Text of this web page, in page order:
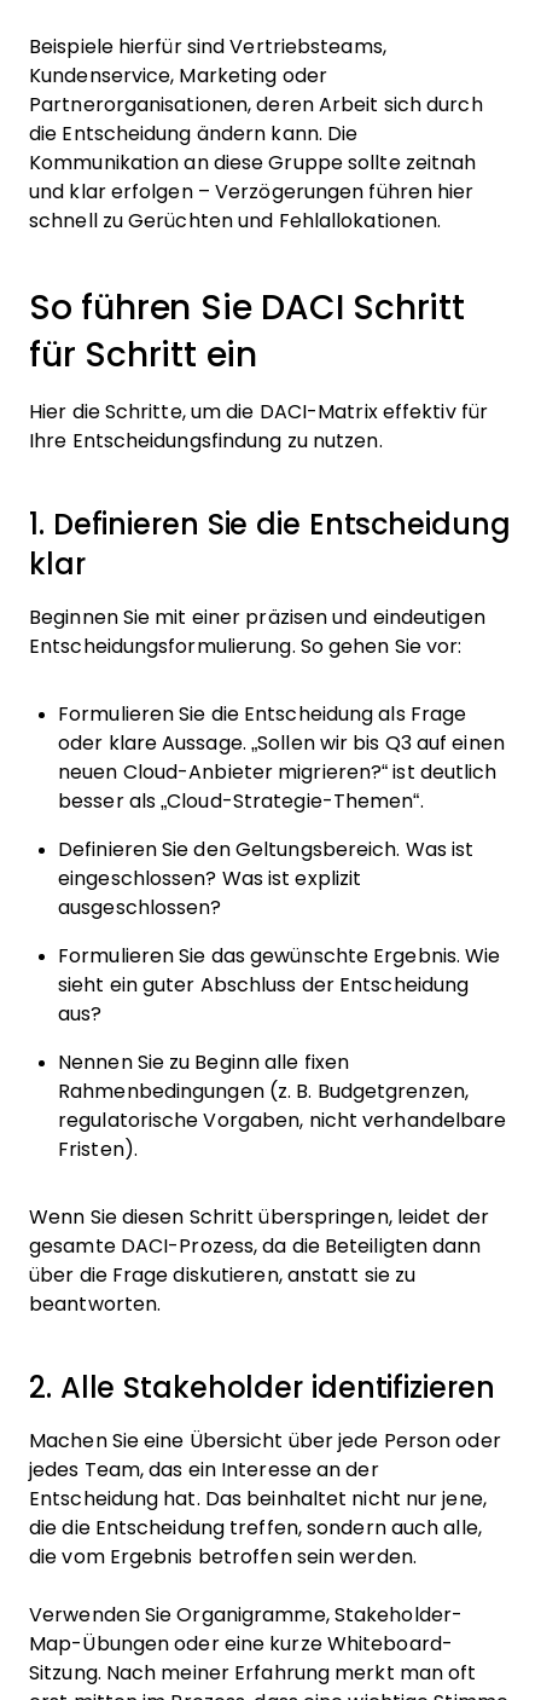
Beispiele hierfür sind Vertriebsteams,
Kundenservice, Marketing oder
Partnerorganisationen, deren Arbeit sich durch
die Entscheidung ändern kann. Die
Kommunikation an diese Gruppe sollte zeitnah
und klar erfolgen – Verzögerungen führen hier
schnell zu Gerüchten und Fehlallokationen.
So führen Sie DACI Schritt
für Schritt ein
Hier die Schritte, um die DACI-Matrix effektiv für
Ihre Entscheidungsfindung zu nutzen.
1. Definieren Sie die Entscheidung
klar
Beginnen Sie mit einer präzisen und eindeutigen
Entscheidungsformulierung. So gehen Sie vor:
Formulieren Sie die Entscheidung als Frage
oder klare Aussage. „Sollen wir bis Q3 auf einen
neuen Cloud-Anbieter migrieren?“ ist deutlich
besser als „Cloud-Strategie-Themen“.
Definieren Sie den Geltungsbereich. Was ist
eingeschlossen? Was ist explizit
ausgeschlossen?
Formulieren Sie das gewünschte Ergebnis. Wie
sieht ein guter Abschluss der Entscheidung
aus?
Nennen Sie zu Beginn alle fixen
Rahmenbedingungen (z. B. Budgetgrenzen,
regulatorische Vorgaben, nicht verhandelbare
Fristen).
Wenn Sie diesen Schritt überspringen, leidet der
gesamte DACI-Prozess, da die Beteiligten dann
über die Frage diskutieren, anstatt sie zu
beantworten.
2. Alle Stakeholder identifizieren
Machen Sie eine Übersicht über jede Person oder
jedes Team, das ein Interesse an der
Entscheidung hat. Das beinhaltet nicht nur jene,
die die Entscheidung treffen, sondern auch alle,
die vom Ergebnis betroffen sein werden.
Verwenden Sie Organigramme, Stakeholder-
Map-Übungen oder eine kurze Whiteboard-
Sitzung. Nach meiner Erfahrung merkt man oft